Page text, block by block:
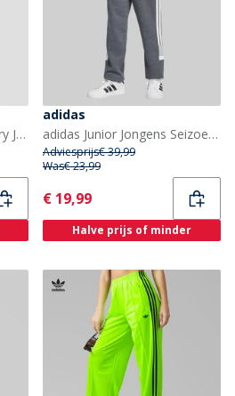
Name It Jongens Mini Terry Joggingbroek Navy Blazer
adidas
adidas Junior Jongens Seizoensgebonden Essentials Tiberio 3 Strepen Joggers Drak Grey/Wit/Wonder Sage
Adviesprijs€ 39,99
Was€ 23,99
Current
€ 19,99
Halve prijs of minder